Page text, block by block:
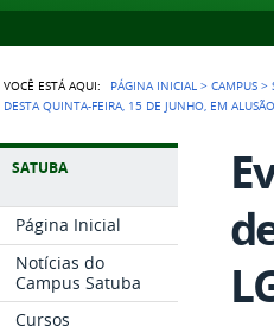
VOCÊ ESTÁ AQUI: PÁGINA INICIAL >CAMPUS >
DESTA QUINTA-FEIRA, 15 DE JUNHO, EM
SATUBA
Página Inicial
Notícias do
Campus Satuba
Cursos